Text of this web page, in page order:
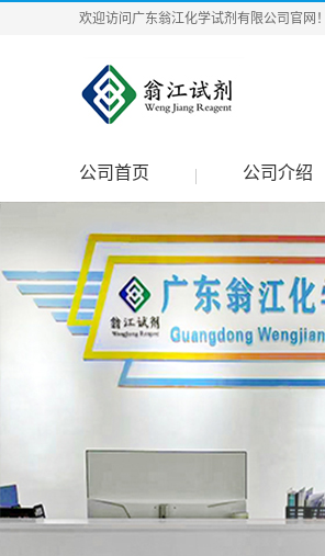
欢迎访问广东翁江化学试剂有限公司官网！
公司首页 公司介绍